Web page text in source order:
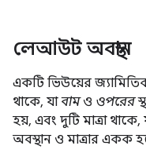
লেআউট অবস্থান
একটি ভিউয়ের
থাকে, যাবামও ওপরের
হয়, এবং দুটি মাত্রা থাকে,
অবস্থান ও মাত্রার একক